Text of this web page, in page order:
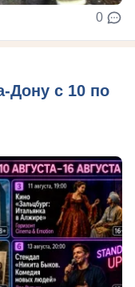
0
Дону с 10 по